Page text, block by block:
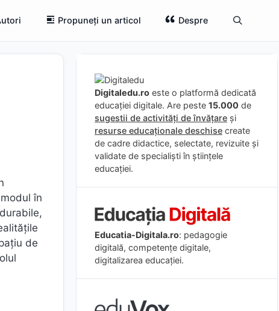
Propuneți un articol Despre
în
de
Digitaledu.ro este o platformă dedicată
educației digitale. Are peste 15.000 de
sugestii de activități de învățare și
resurse educaționale deschise create
de cadre didactice, selectate, revizuite și
validate de specialiști în științele
educației.
Educatia-Digitala.ro: pedagogie
digitală, competențe digitale,
digitalizarea educației.